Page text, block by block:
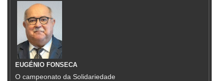
EUGÉNIO FONSECA
O campeonato da Solidariedade